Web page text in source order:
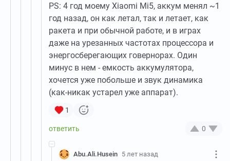
PS: 4 год моему Xiaomi Mi5, аккум менял ~1
год назад, он как летал, так и летает, как
ракета и при обычной работе, и в играх
даже на урезанных частотах процессора и
энергосберегающих говернорах. Один
минус в нем - емкость аккумулятора,
хочется уже побольше и звук динамика
(как-никак устарел уже аппарат).
1
0
Abu.Ali.Husein 5 лет назад